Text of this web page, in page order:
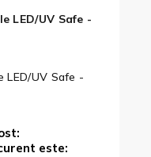
LED/UV Safe -
este: